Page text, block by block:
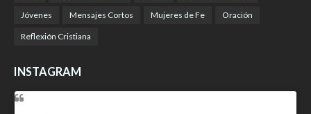
Jóvenes Mensajes Cortos Mujeres de Fe Oración
Reflexión Cristiana
INSTAGRAM